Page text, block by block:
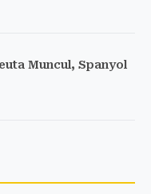
Muncul, Spanyol